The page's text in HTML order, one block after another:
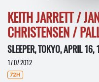
KEITH JARRETT /
CHRISTENSEN /
SLEEPER, TOKYO, APRIL
17.07.2012
72H